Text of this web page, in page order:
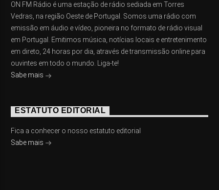
ON FM Rádio é uma estação de rádio sediada em Torres
Vedras, na região Oeste de Portugal. Somos uma rádio com
emissão em áudio e vídeo, pioneira no formato de rádio visual
em Portugal. Emitimos música, notícias locais e entretenimento
em direto, 24 horas por dia, através de transmissão online para
ouvintes em todo o mundo. Liga-te!
Sabe mais
ESTATUTO EDITORIAL
Fica a conhecer o nosso estatuto editorial
Sabe mais